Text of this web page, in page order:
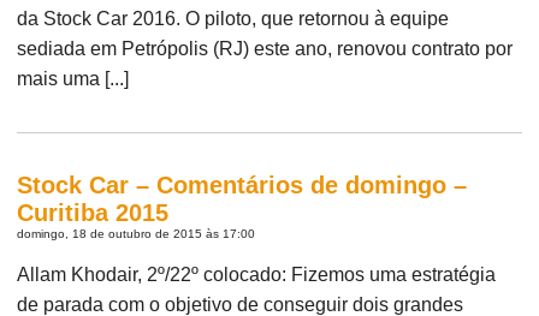
da Stock Car 2016. O piloto, que retornou à equipe
sediada em Petrópolis (RJ) este ano, renovou contrato por
mais uma [...]
Stock Car – Comentários de domingo –
Curitiba 2015
domingo, 18 de outubro de 2015 às 17:00
Allam Khodair, 2º/22º colocado: Fizemos uma estratégia
de parada com o objetivo de conseguir dois grandes